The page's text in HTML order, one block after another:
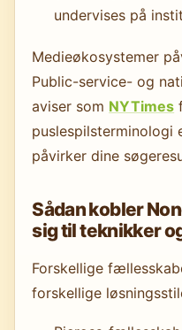
undervises på
Medieøkosystemer
Public-service- og
aviser som NYTimes
puslespilsterminologi
påvirker dine
Sådan kobler
sig til teknikker
Forskellige
forskellige